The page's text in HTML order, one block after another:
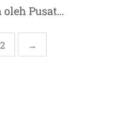
Pusat...
→